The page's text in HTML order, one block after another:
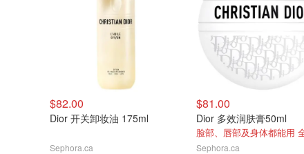
$82.00
Dior 开关卸妆油 175ml
Sephora.ca
$81.00
Dior 多效润肤膏50ml
Sephora.ca